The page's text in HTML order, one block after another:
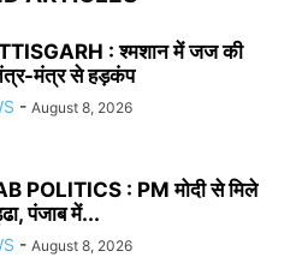
: श्मशान में जज की
मंत्र से हड़कंप
- August 8, 2026
POLITICS : PM मोदी से मिले
पंजाब में...
- August 8, 2026